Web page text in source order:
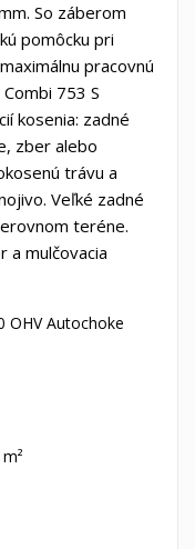
So záberom
pomôcku pri
pracovnú
753 S
kosenia: zadné
zber alebo
trávu a
Veľké zadné
teréne.
a mulčovacia
OHV Autochoke